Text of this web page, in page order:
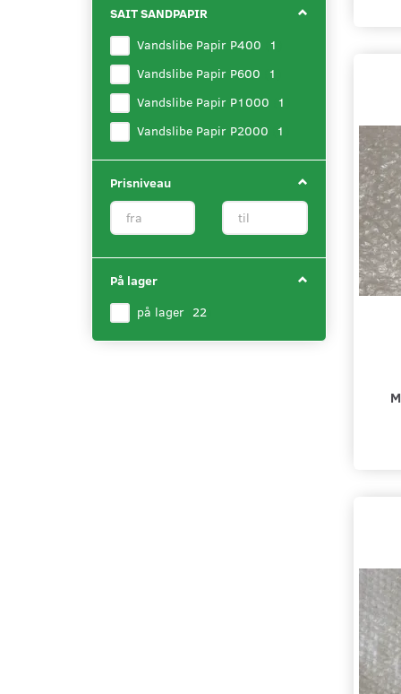
SAIT SANDPAPIR
Vandslibe Papir P400
1
Vandslibe Papir P600
1
Vandslibe Papir P1000
1
Vandslibe Papir P2000
1
Prisniveau
På lager
på lager 22